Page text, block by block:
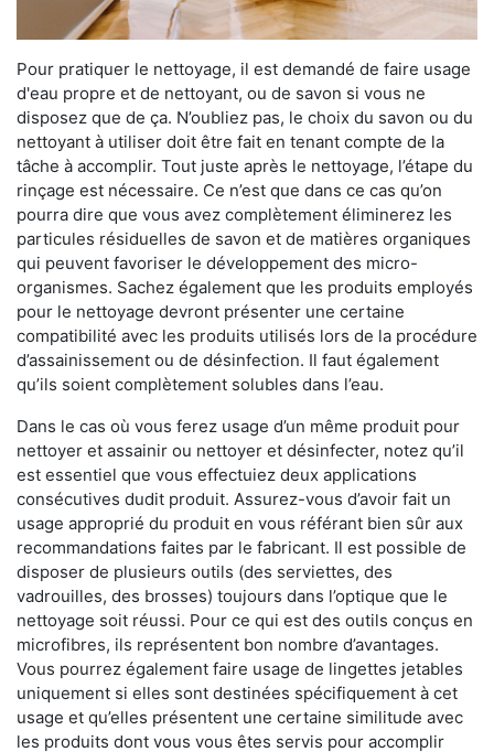
Pour pratiquer le nettoyage, il est demandé de faire usage
d'eau propre et de nettoyant, ou de savon si vous ne
disposez que de ça. N’oubliez pas, le choix du savon ou du
nettoyant à utiliser doit être fait en tenant compte de la
tâche à accomplir. Tout juste après le nettoyage, l’étape du
rinçage est nécessaire. Ce n’est que dans ce cas qu’on
pourra dire que vous avez complètement éliminerez les
particules résiduelles de savon et de matières organiques
qui peuvent favoriser le développement des micro-
organismes. Sachez également que les produits employés
pour le nettoyage devront présenter une certaine
compatibilité avec les produits utilisés lors de la procédure
d’assainissement ou de désinfection. Il faut également
qu’ils soient complètement solubles dans l’eau.
Dans le cas où vous ferez usage d’un même produit pour
nettoyer et assainir ou nettoyer et désinfecter, notez qu’il
est essentiel que vous effectuiez deux applications
consécutives dudit produit. Assurez-vous d’avoir fait un
usage approprié du produit en vous référant bien sûr aux
recommandations faites par le fabricant. Il est possible de
disposer de plusieurs outils (des serviettes, des
vadrouilles, des brosses) toujours dans l’optique que le
nettoyage soit réussi. Pour ce qui est des outils conçus en
microfibres, ils représentent bon nombre d’avantages.
Vous pourrez également faire usage de lingettes jetables
uniquement si elles sont destinées spécifiquement à cet
usage et qu’elles présentent une certaine similitude avec
les produits dont vous vous êtes servis pour accomplir